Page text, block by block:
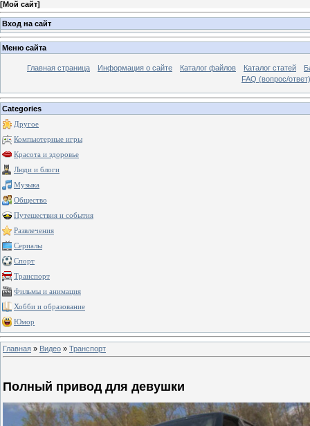
[Мой сайт]
Вход на сайт
Меню сайта
Главная страница Информация о сайте Каталог файлов Каталог статей
FAQ (вопрос/ответ)
Categories
Другое
Компьютерные игры
Красота и здоровье
Люди и блоги
Музыка
Общество
Путешествия и события
Развлечения
Сериалы
Спорт
Транспорт
Фильмы и анимация
Хобби и образование
Юмор
Главная » Видео » Транспорт
Полный привод для девушки